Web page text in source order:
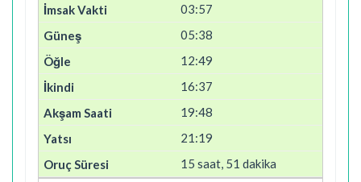
03:57
05:38
12:49
16:37
19:48
21:19
15 saat, 51 dakika